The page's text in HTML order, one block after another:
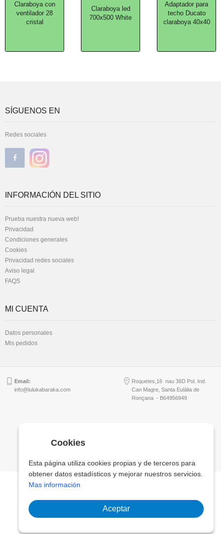
Claraboya con
ventilador 28
cristal
Claraboya led
700x500 White
Adaptador para
techo Ducato
claraboya 40x40
SÍGUENOS EN
Redes sociales
INFORMACIÓN DEL SITIO
Prueba nuestra nueva web!
Privacidad
Condiciones generales
Cookies
Privacidad redes sociales
Aviso legal
FAQS
MI CUENTA
Datos personales
Mis pedidos
Email:
info@lulukabaraka.com
Roquetes,16 nau 36D Pol. Ind.
Can Magre, Santa Eulàlia de
Ronçana - B64956949
Cookies
Esta página utiliza cookies propias y de terceros para
obtener datos estadísticos y mejorar nuestros servicios.
Mas información
Aceptar